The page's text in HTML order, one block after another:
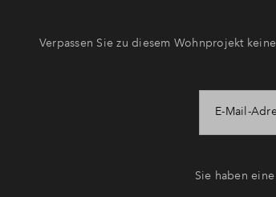
Verpassen Sie zu diesem Wohnprojekt
E-Mail-
Sie haben